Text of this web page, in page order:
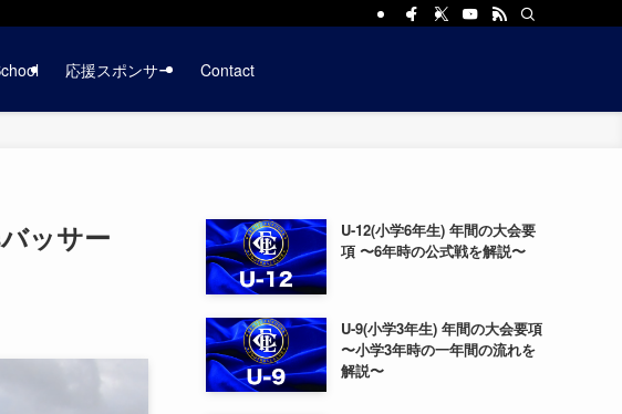
応援スポンサー Contact
ッサー
U-12(小学6年生) 年間の大会要
項 〜6年時の公式戦を解説〜
U-9(小学3年生) 年間の大会要項
〜小学3年時の一年間の流れを
解説〜